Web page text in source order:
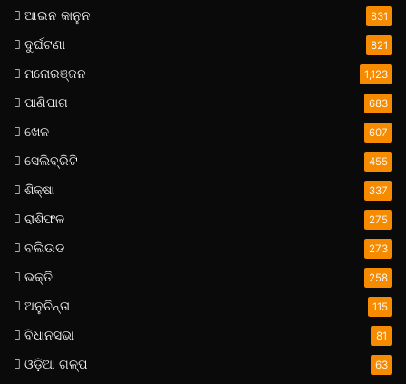
ଆଇନ କାନୁନ 831
ଦୁର୍ଘଟଣା 821
ମନୋରଞ୍ଜନ 1,123
ପାଣିପାଗ 683
ଖେଳ 607
ସେଲିବ୍ରିଟି 455
ଶିକ୍ଷା 337
ରାଶିଫଳ 275
ବଲିଉଡ 273
ଭକ୍ତି 258
ଅନୁଚିନ୍ତା 115
ବିଧାନସଭା 81
ଓଡ଼ିଆ ଗଳ୍ପ 63